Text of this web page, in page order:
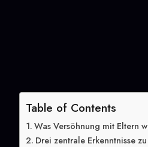
Table of Contents
Was Versöhnung mit Eltern
Drei zentrale Erkenntnisse